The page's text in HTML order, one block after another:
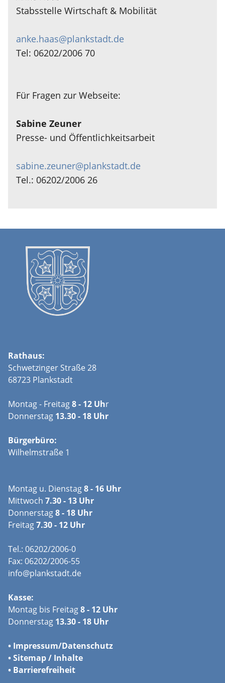
Stabsstelle Wirtschaft & Mobilität
anke.haas@plankstadt.de
Tel: 06202/2006 70
Für Fragen zur Webseite:
Sabine Zeuner
Presse- und Öffentlichkeitsarbeit
sabine.zeuner@plankstadt.de
Tel.: 06202/2006 26
Rathaus:
Schwetzinger Straße 28
68723 Plankstadt
Montag - Freitag8 - 12 Uhr
Donnerstag 13.30 - 18 Uhr
Bürgerbüro:
Wilhelmstraße 1
Montag u. Dienstag8 - 16 Uhr
Mittwoch 7.30 - 13 Uhr
Donnerstag8 - 18 Uhr
Freitag7.30 - 12 Uhr
Tel.: 06202/2006-0
Fax: 06202/2006-55
info@plankstadt.de
Kasse:
Montag bis Freitag8 - 12 Uhr
Donnerstag 13.30 - 18 Uhr
• Impressum/Datenschutz
•Sitemap / Inhalte
• Barrierefreiheit